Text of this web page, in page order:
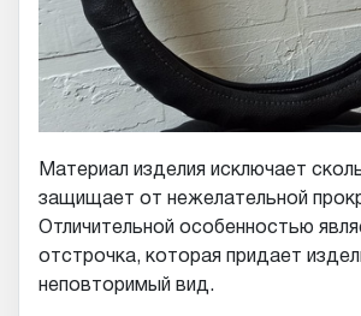
Материал изделия исключает
защищает от нежелательной
Отличительной особенностью
отстрочка, которая придает
неповторимый вид.